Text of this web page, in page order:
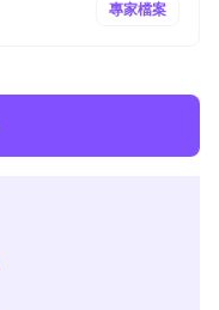
專家檔案